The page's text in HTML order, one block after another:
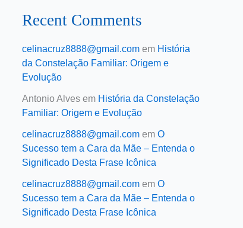
Recent Comments
celinacruz8888@gmail.com em História
da Constelação Familiar: Origem e
Evolução
Antonio Alves em História da Constelação
Familiar: Origem e Evolução
celinacruz8888@gmail.com em O
Sucesso tem a Cara da Mãe – Entenda o
Significado Desta Frase Icônica
celinacruz8888@gmail.com em O
Sucesso tem a Cara da Mãe – Entenda o
Significado Desta Frase Icônica